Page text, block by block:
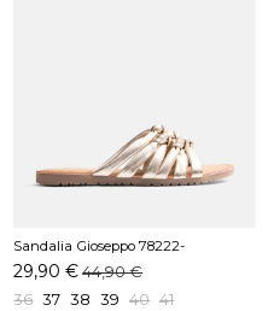
Sandalia Gioseppo 78222-
CALBAYOG Platino
29,90 € 44,90 €
36 37 38 39 40 41